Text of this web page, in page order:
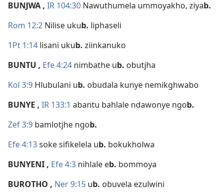
BUNJWA, IR 104:30 Nawuthumela ummoyakho, ziyab.
Rom 12:2 Nilise ukub. liphaseli
1Pt 1:14 lisani ukub. ziinkanuko
BUNTU , Efe 4:24 nimbathe ub. obutjha
Kol 3:9 Hlubulani ub. obudala kunye nemikghwabo
BUNYE , IR 133:1 abantu bahlale ndawonye ngob.
Zef 3:9 bamlotjhe ngob.
Efe 4:13soke sifikelela ub. bokukholwa
BUNYENI, Efe 4:3 nihlale eb. bommoya
BUROTHO , Ner 9:15 ub. obuvela ezulwini